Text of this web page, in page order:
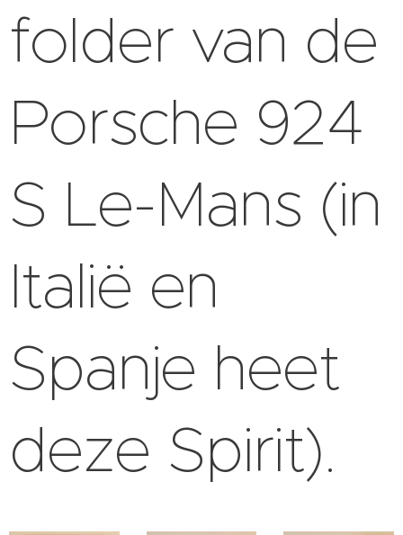
folder van de
Porsche 924
S Le-Mans (in
Italië en
Spanje heet
deze Spirit).